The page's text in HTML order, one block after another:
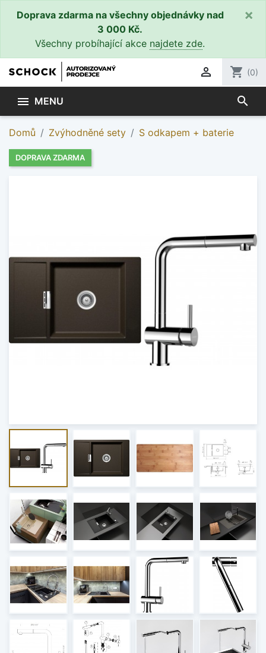
Doprava zdarma na všechny objednávky nad
3 000 Kč.
Všechny probíhající akce najdete zde.
×
 shopping_cart (0)
 MENU search
Domů Zvýhodněné sety S odkapem + baterie
DOPRAVA ZDARMA